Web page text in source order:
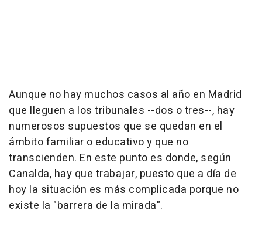
Aunque no hay muchos casos al año en Madrid
que lleguen a los tribunales --dos o tres--, hay
numerosos supuestos que se quedan en el
ámbito familiar o educativo y que no
transcienden. En este punto es donde, según
Canalda, hay que trabajar, puesto que a día de
hoy la situación es más complicada porque no
existe la "barrera de la mirada".